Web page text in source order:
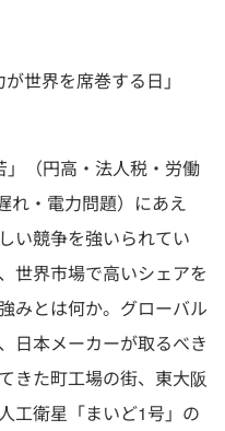
世界を席巻する日」
（円高・法人税・労働
れ・電力問題）にあえ
い競争を強いられてい
世界市場で高いシェアを
みとは何か。グローバル
日本メーカーが取るべき
きた町工場の街、東大阪
工衛星「まいど1号」の